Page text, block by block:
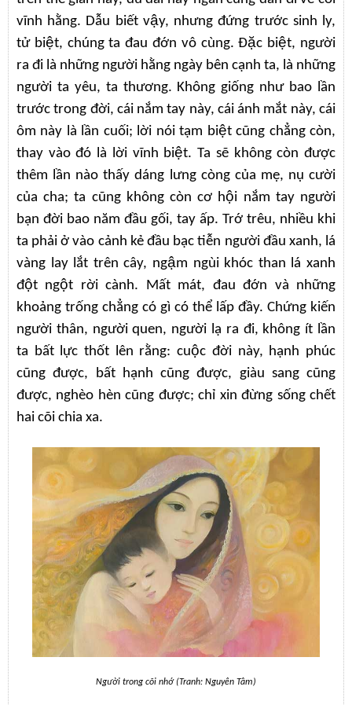
vĩnh hằng. Dẫu biết vậy, nhưng đứng trước sinh ly,
tử biệt, chúng ta đau đớn vô cùng. Đặc biệt, người
ra đi là những người hằng ngày bên cạnh ta, là những
người ta yêu, ta thương. Không giống như bao lần
trước trong đời, cái nắm tay này, cái ánh mắt này, cái
ôm này là lần cuối; lời nói tạm biệt cũng chẳng còn,
thay vào đó là lời vĩnh biệt. Ta sẽ không còn được
thêm lần nào thấy dáng lưng còng của mẹ, nụ cười
của cha; ta cũng không còn cơ hội nắm tay người
bạn đời bao năm đầu gối, tay ấp. Trớ trêu, nhiều khi
ta phải ở vào cảnh kẻ đầu bạc tiễn người đầu xanh, lá
vàng lay lắt trên cây, ngậm ngùi khóc than lá xanh
đột ngột rời cành. Mất mát, đau đớn và những
khoảng trống chẳng có gì có thể lấp đầy. Chứng kiến
người thân, người quen, người lạ ra đi, không ít lần
ta bất lực thốt lên rằng: cuộc đời này, hạnh phúc
cũng được, bất hạnh cũng được, giàu sang cũng
được, nghèo hèn cũng được; chỉ xin đừng sống chết
hai cõi chia xa.
Người trong cõi nhớ (Tranh: Nguyên Tâm)